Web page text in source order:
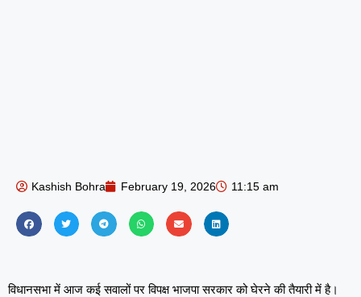
Kashish Bohra February 19, 2026 11:15 am
विधानसभा में आज कई सवालों पर विपक्ष भाजपा सरकार को घेरने की तैयारी में है।